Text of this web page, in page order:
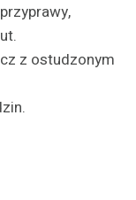
z ostudzonym